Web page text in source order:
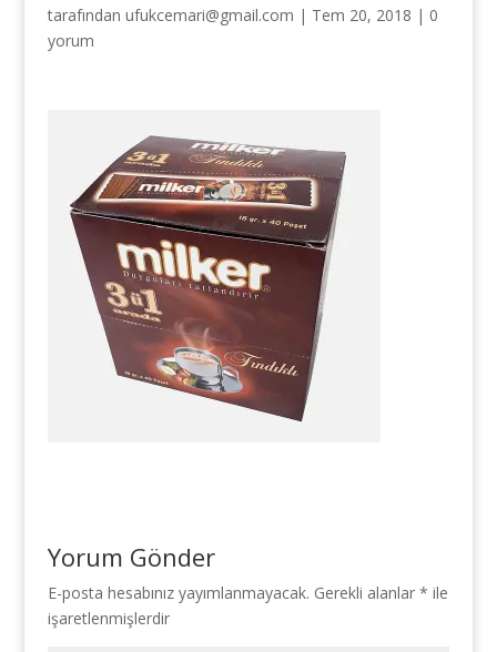
tarafından ufukcemari@gmail.com | Tem 20, 2018 | 0
yorum
Yorum Gönder
E-posta hesabınız yayımlanmayacak. Gerekli alanlar * ile
işaretlenmişlerdir